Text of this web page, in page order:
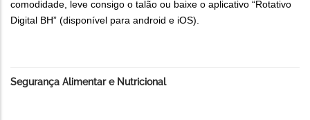
comodidade, leve consigo o talão ou baixe o aplicativo “Rotativo
Digital BH” (disponível para android e iOS).
Segurança Alimentar e Nutricional